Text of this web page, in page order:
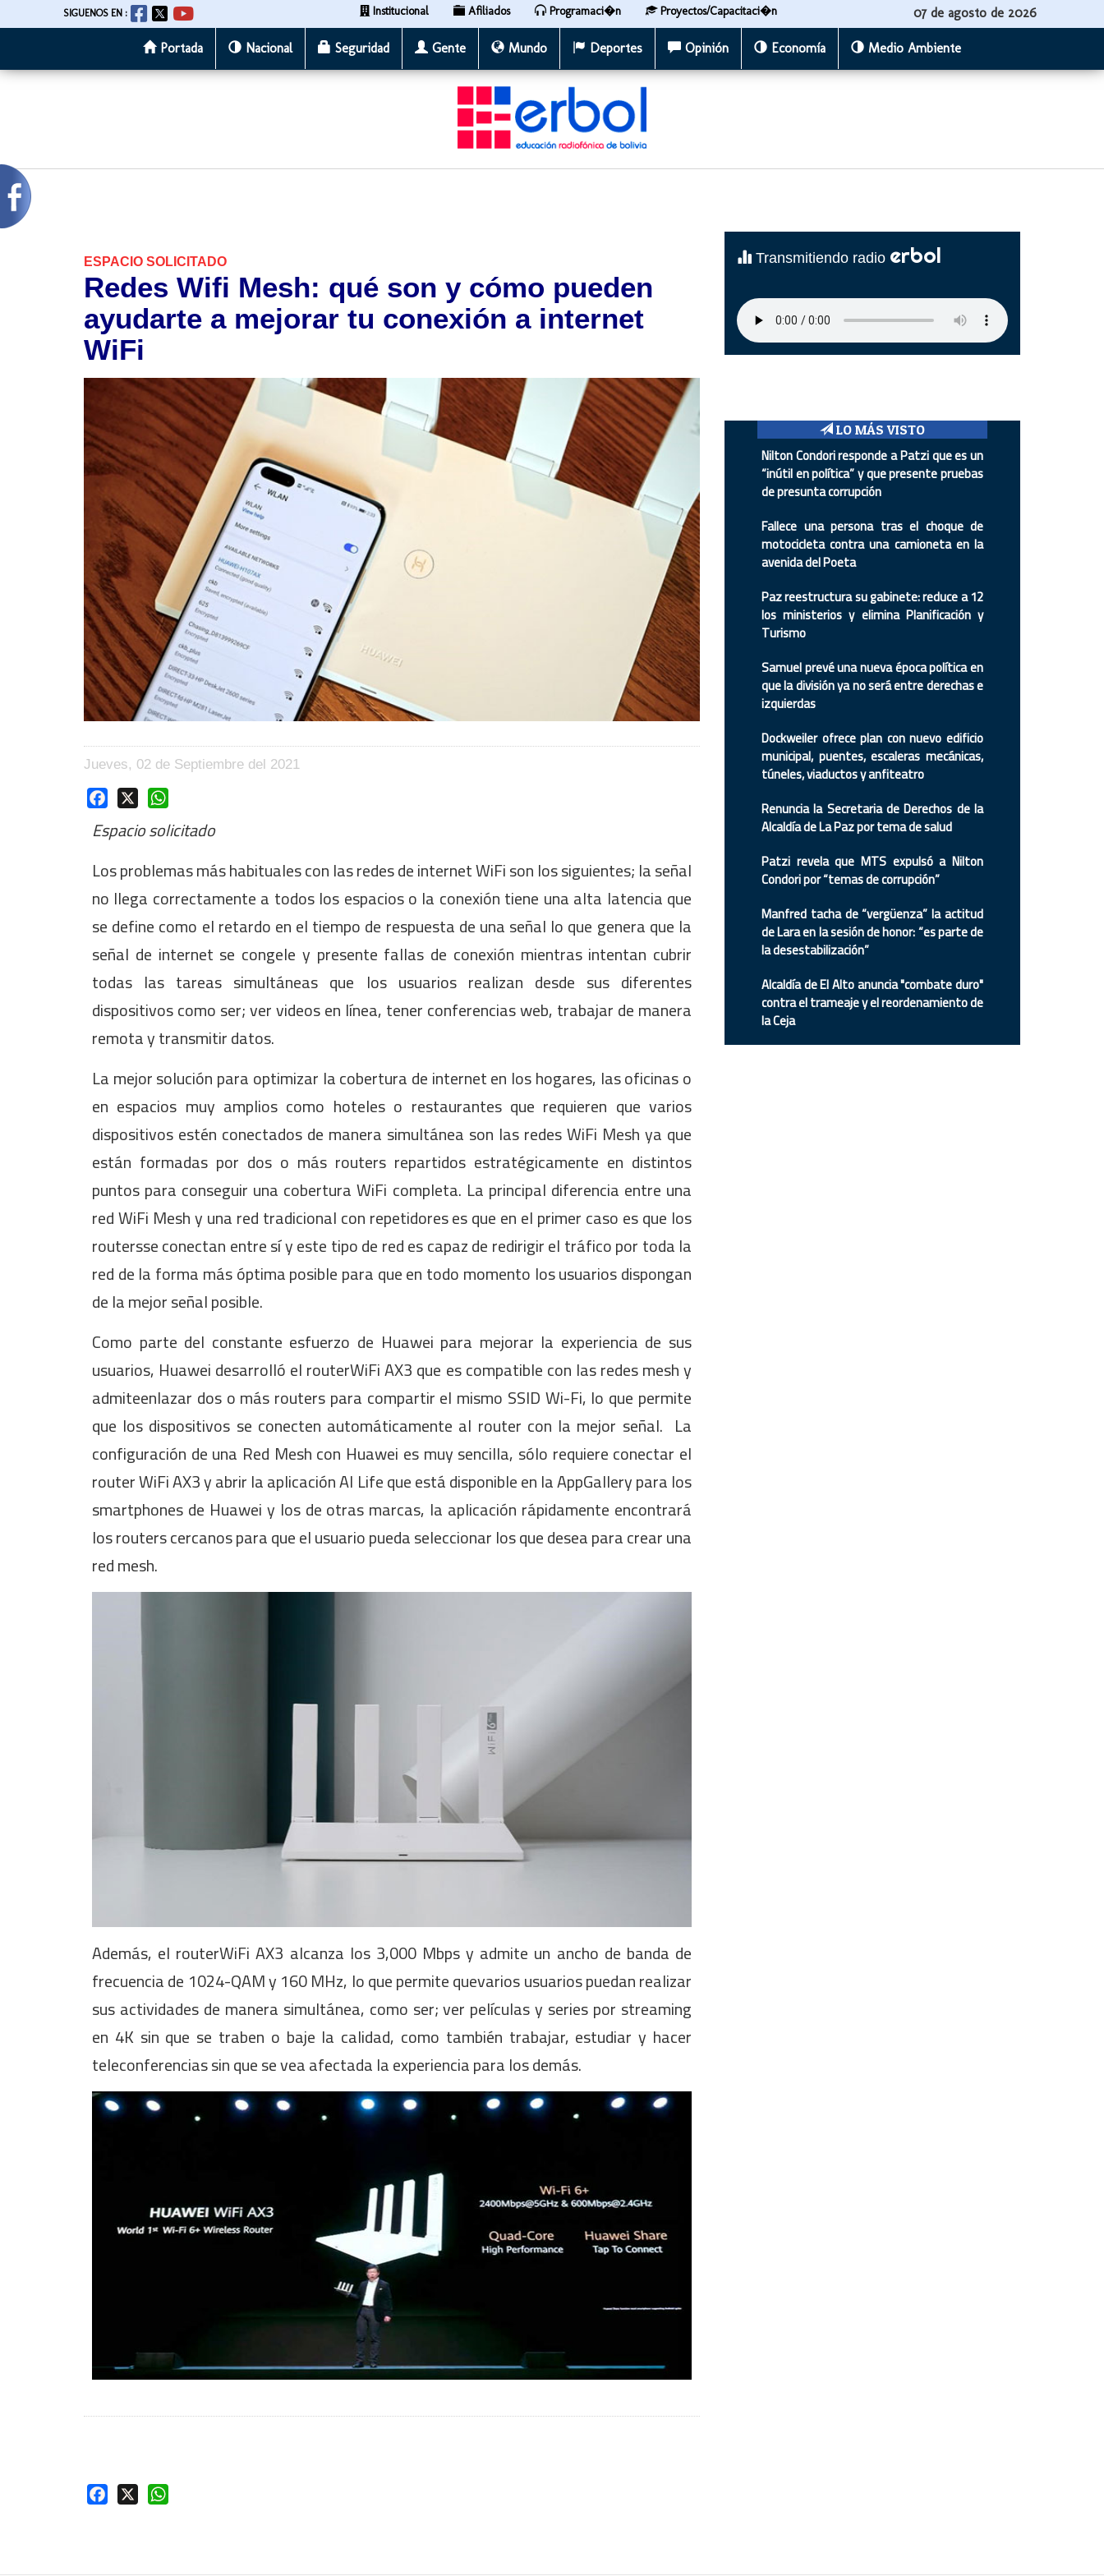
al
SIGUENOS EN : Institucional Afiliados Programaci�n Proyectos/Capacitaci�n 07 de agosto de 2026
Portada Nacional Seguridad Gente Mundo Deportes Opinión Economía Medio Ambiente
ESPACIO SOLICITADO
Redes Wifi Mesh: qué son y cómo pueden
ayudarte a mejorar tu conexión a internet
WiFi
Jueves, 02 de Septiembre del 2021
Facebook
Espacio solicitado
Los problemas más habituales con las redes de internet WiFi son los siguientes; la señal
no llega correctamente a todos los espacios o la conexión tiene una alta latencia que
se define como el retardo en el tiempo de respuesta de una señal lo que genera que la
señal de internet se congele y presente fallas de conexión mientras intentan cubrir
todas las tareas simultáneas que los usuarios realizan desde sus diferentes
dispositivos como ser; ver videos en línea, tener conferencias web, trabajar de manera
remota y transmitir datos.
La mejor solución para optimizar la cobertura de internet en los hogares, las oficinas o
en espacios muy amplios como hoteles o restaurantes que requieren que varios
dispositivos estén conectados de manera simultánea son las redes WiFi Mesh ya que
están formadas por dos o más routers repartidos estratégicamente en distintos
puntos para conseguir una cobertura WiFi completa. La principal diferencia entre una
red WiFi Mesh y una red tradicional con repetidores es que en el primer caso es que los
routersse conectan entre sí y este tipo de red es capaz de redirigir el tráfico por toda la
red de la forma más óptima posible para que en todo momento los usuarios dispongan
de la mejor señal posible.
Como parte del constante esfuerzo de Huawei para mejorar la experiencia de sus
usuarios, Huawei desarrolló el routerWiFi AX3 que es compatible con las redes mesh y
admiteenlazar dos o más routers para compartir el mismo SSID Wi-Fi, lo que permite
que los dispositivos se conecten automáticamente al router con la mejor señal. La
configuración de una Red Mesh con Huawei es muy sencilla, sólo requiere conectar el
router WiFi AX3 y abrir la aplicación AI Life que está disponible en la AppGallery para los
smartphones de Huawei y los de otras marcas, la aplicación rápidamente encontrará
los routers cercanos para que el usuario pueda seleccionar los que desea para crear una
red mesh.
Además, el routerWiFi AX3 alcanza los 3,000 Mbps y admite un ancho de banda de
frecuencia de 1024-QAM y 160 MHz, lo que permite quevarios usuarios puedan realizar
sus actividades de manera simultánea, como ser; ver películas y series por streaming
en 4K sin que se traben o baje la calidad, como también trabajar, estudiar y hacer
teleconferencias sin que se vea afectada la experiencia para los demás.
Facebook
Transmitiendo radio erbol
LO MÁS VISTO
Nilton Condori responde a Patzi que es un
“inútil en política” y que presente pruebas
de presunta corrupción
Fallece una persona tras el choque de
motocicleta contra una camioneta en la
avenida del Poeta
Paz reestructura su gabinete: reduce a 12
los ministerios y elimina Planificación y
Turismo
Samuel prevé una nueva época política en
que la división ya no será entre derechas e
izquierdas
Dockweiler ofrece plan con nuevo edificio
municipal, puentes, escaleras mecánicas,
túneles, viaductos y anfiteatro
Renuncia la Secretaria de Derechos de la
Alcaldía de La Paz por tema de salud
Patzi revela que MTS expulsó a Nilton
Condori por “temas de corrupción”
Manfred tacha de “vergüenza” la actitud
de Lara en la sesión de honor: “es parte de
la desestabilización”
Alcaldía de El Alto anuncia "combate duro"
contra el trameaje y el reordenamiento de
la Ceja